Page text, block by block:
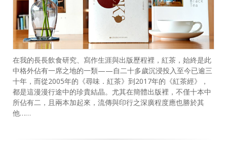
在我的長長飲食研究、寫作生涯與出版歷程裡，紅茶，始終是此
中格外佔有一席之地的一類——自二十多歲沉浸投入至今已逾三
十年，而從2005年的《尋味．紅茶》到2017年的《紅茶經》，
都是這漫漫行途中的珍貴結晶。尤其在簡體出版裡，不僅十本中
所佔有二，且兩本加起來，流傳與印行之深廣程度應也勝於其
他……